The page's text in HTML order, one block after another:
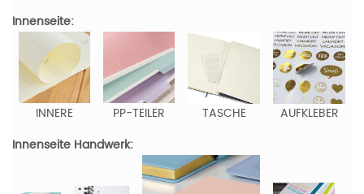
Innenseite:
INNERE PP-TEILER TASCHE
AUFKLEBER
Innenseite Handwerk: